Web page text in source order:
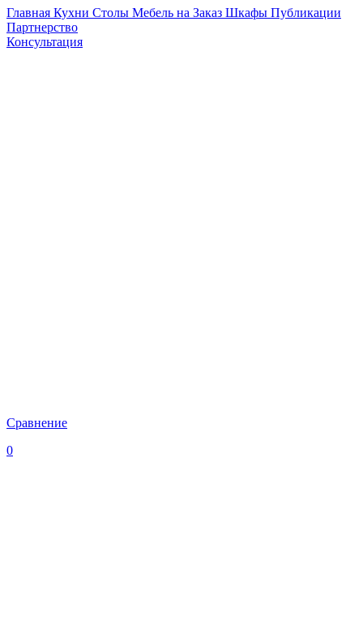
Главная Кухни Столы Мебель на Заказ Шкафы Публикации
Партнерство
Консультация
Сравнение
0